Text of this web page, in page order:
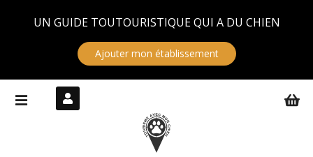
UN GUIDE TOUTOURISTIQUE QUI A DU CHIEN
Ajouter mon établissement